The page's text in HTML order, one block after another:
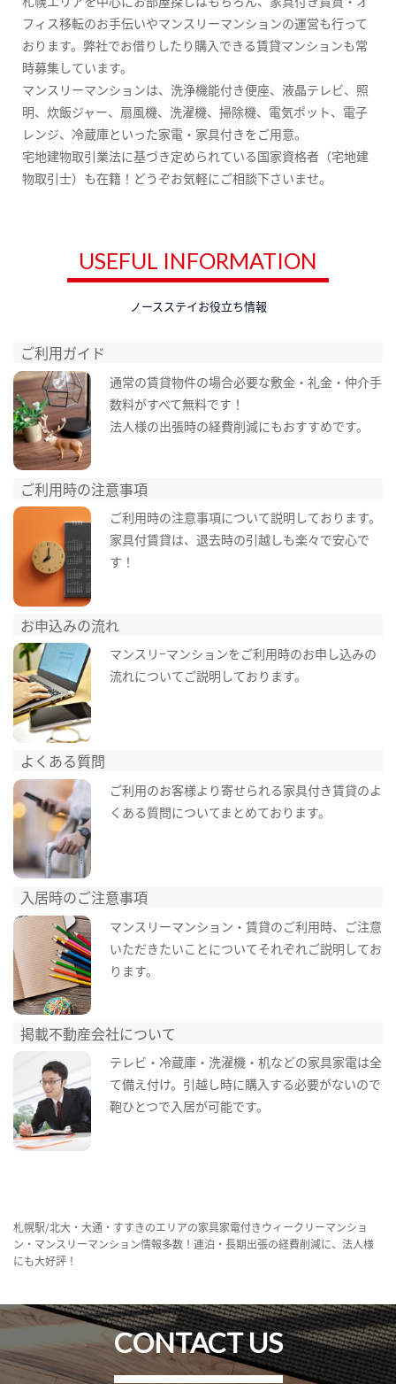
フィス移転のお手伝いやマンスリーマンションの運営も行って
おります。弊社でお借りしたり購入できる賃貸マンションも常
時募集しています。
マンスリーマンションは、洗浄機能付き便座、液晶テレビ、照
明、炊飯ジャー、扇風機、洗濯機、掃除機、電気ポット、電子
レンジ、冷蔵庫といった家電・家具付きをご用意。
宅地建物取引業法に基づき定められている国家資格者（宅地建
物取引士）も在籍！どうぞお気軽にご相談下さいませ。
USEFUL INFORMATION
ノースステイお役立ち情報
ご利用ガイド
通常の賃貸物件の場合必要な敷金・礼金・仲介手
数料がすべて無料です！
法人様の出張時の経費削減にもおすすめです。
ご利用時の注意事項
ご利用時の注意事項について説明しております。
家具付賃貸は、退去時の引越しも楽々で安心で
す！
お申込みの流れ
マンスリ−マンションをご利用時のお申し込みの
流れについてご説明しております。
よくある質問
ご利用のお客様より寄せられる家具付き賃貸のよ
くある質問についてまとめております。
入居時のご注意事項
マンスリーマンション・賃貸のご利用時、ご注意
いただきたいことについてそれぞれご説明してお
ります。
掲載不動産会社について
テレビ・冷蔵庫・洗濯機・机などの家具家電は全
て備え付け。引越し時に購入する必要がないので
鞄ひとつで入居が可能です。
札幌駅/北大・大通・すすきのエリアの家具家電付きウィークリーマンショ
ン・マンスリーマンション情報多数！連泊・長期出張の経費削減に、法人様
にも大好評！
CONTACT US